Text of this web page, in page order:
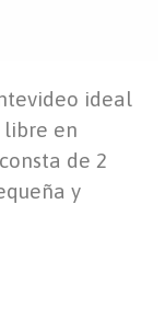
ideal
libre en
de 2
y